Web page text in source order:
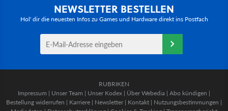
NEWSLETTER BESTELLEN
Hol' dir die neuesten Infos zu Games und Hardware direkt ins Postfach
RUBRIKEN
Impressum | Unser Team | Unser Kodex | Über Webedia | Abo kündigen |
Bestellung widerrufen | Karriere | Newsletter | Kontakt | Nutzungsbestimmungen |